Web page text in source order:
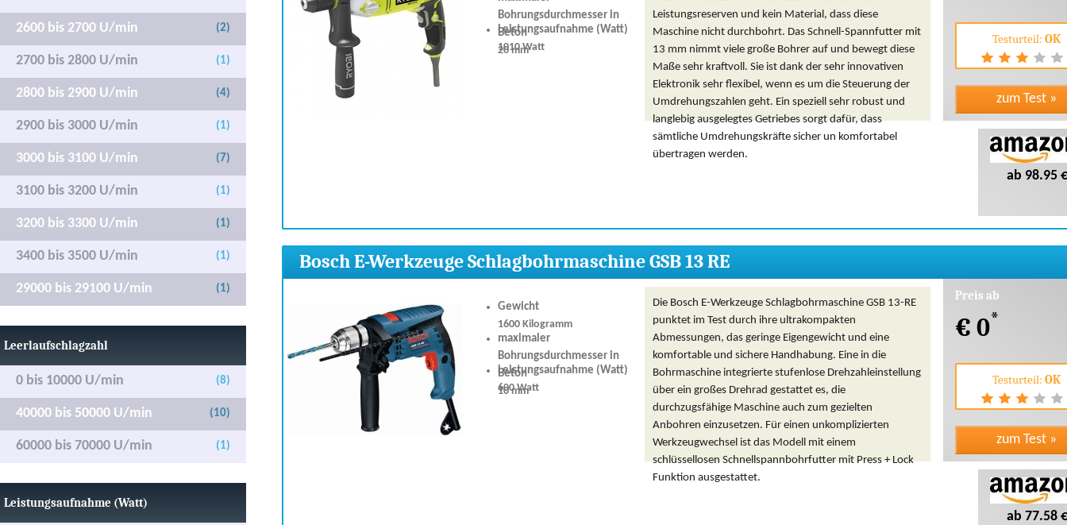
2600 bis 2700 U/min (2)
2700 bis 2800 U/min (1)
2800 bis 2900 U/min (4)
2900 bis 3000 U/min (1)
3000 bis 3100 U/min (7)
3100 bis 3200 U/min (1)
3200 bis 3300 U/min (1)
3400 bis 3500 U/min (1)
29000 bis 29100 U/min (1)
Leerlaufschlagzahl
0 bis 10000 U/min (8)
40000 bis 50000 U/min (10)
60000 bis 70000 U/min (1)
Leistungsaufnahme (Watt)
Bohrungsdurchmesser in
Beton
20 mm
Leistungsaufnahme (Watt)
1010 Watt
Leistungsreserven und kein Material, dass diese
Maschine nicht durchbohrt. Das Schnell-Spannfutter mit
13 mm nimmt viele große Bohrer auf und bewegt diese
Maße sehr kraftvoll. Sie ist dank der sehr innovativen
Elektronik sehr flexibel, wenn es um die Steuerung der
Umdrehungszahlen geht. Ein speziell sehr robust und
langlebig ausgelegtes Getriebes sorgt dafür, dass
sämtliche Umdrehungskräfte sicher un komfortabel
übertragen werden.
Testurteil: OK
ab 98.95 €
Bosch E-Werkzeuge Schlagbohrmaschine GSB 13 RE
Gewicht
1600 Kilogramm
maximaler
Bohrungsdurchmesser in
Beton
10 mm
Leistungsaufnahme (Watt)
600 Watt
Die Bosch E-Werkzeuge Schlagbohrmaschine GSB 13-RE
punktet im Test durch ihre ultrakompakten
Abmessungen, das geringe Eigengewicht und eine
komfortable und sichere Handhabung. Eine in die
Bohrmaschine integrierte stufenlose Drehzahleinstellung
über ein großes Drehrad gestattet es, die
durchzugsfähige Maschine auch zum gezielten
Anbohren einzusetzen. Für einen unkomplizierten
Werkzeugwechsel ist das Modell mit einem
schlüssellosen Schnellspannbohrfutter mit Press + Lock
Funktion ausgestattet.
Preis ab
€ 0*
Testurteil: OK
ab 77.58 €